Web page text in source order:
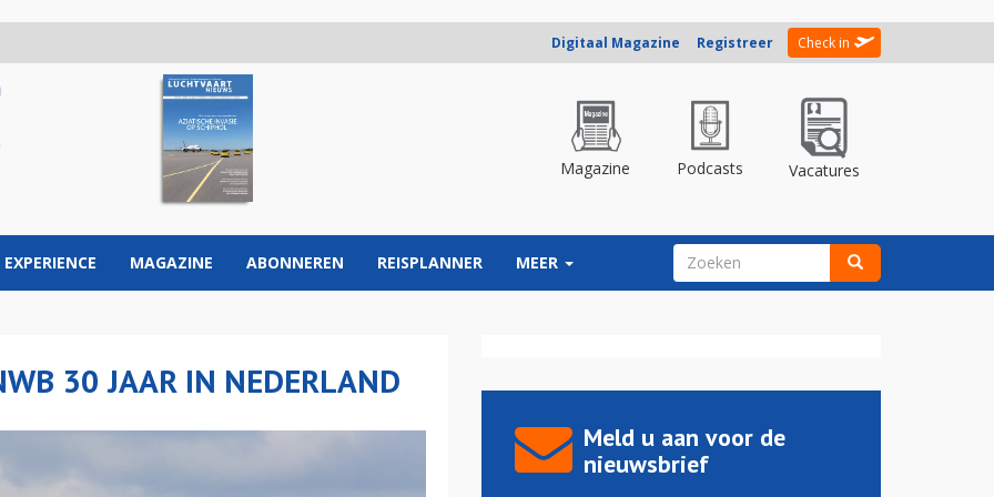
Digitaal Magazine Registreer Check in
Magazine Podcasts Vacatures
EXPERIENCE MAGAZINE ABONNEREN REISPLANNER MEER ZOEKVELD
30 JAAR IN NEDERLAND
Meld u aan voor de
nieuwsbrief